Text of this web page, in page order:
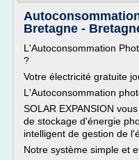
Bretagne -
L'Autoconsommation
?
Votre électricité gratuite
L'Autoconsommation
SOLAR EXPANSION
de stockage d'énergie
intelligent de gestion de
Notre système simple et